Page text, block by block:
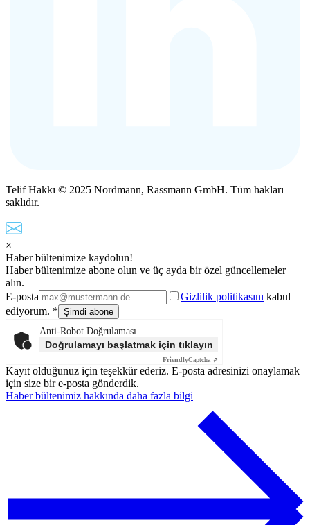
Telif Hakkı © 2025 Nordmann, Rassmann GmbH. Tüm hakları
saklıdır.
×
Haber bültenimize kaydolun!
Haber bültenimize abone olun ve üç ayda bir özel güncellemeler
alın.
E-posta
Gizlilik politikasını kabul
ediyorum. *
Anti-Robot Doğrulaması
Doğrulamayı başlatmak için tıklayın
FriendlyCaptcha ⇗
Kayıt olduğunuz için teşekkür ederiz. E-posta adresinizi onaylamak
için size bir e-posta gönderdik.
Haber bültenimiz hakkında daha fazla bilgi